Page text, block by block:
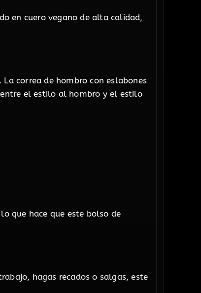
en cuero vegano de alta calidad,
correa de hombro con eslabones
el estilo al hombro y el estilo
que hace que este bolso de
hagas recados o salgas, este